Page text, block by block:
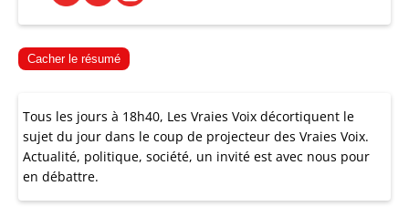
Cacher le résumé
Tous les jours à 18h40, Les Vraies Voix décortiquent le
sujet du jour dans le coup de projecteur des Vraies Voix.
Actualité, politique, société, un invité est avec nous pour
en débattre.